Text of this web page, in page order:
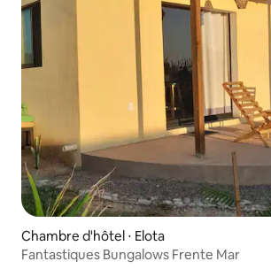
Chambre d'hôtel ⋅ Elota
Fantastiques Bungalows Frente Mar